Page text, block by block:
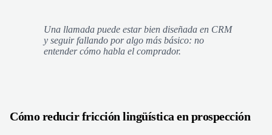
Una llamada puede estar bien diseñada en CRM
y seguir fallando por algo más básico: no
entender cómo habla el comprador.
Cómo reducir fricción lingüística en prospección